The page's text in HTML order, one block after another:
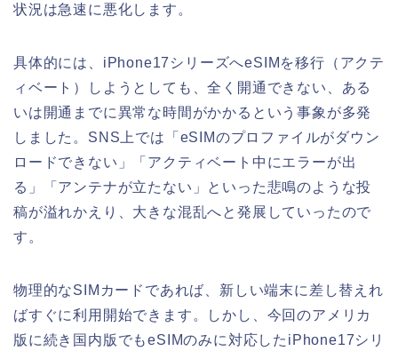
状況は急速に悪化します。
具体的には、iPhone17シリーズへeSIMを移行（アクテ
ィベート）しようとしても、全く開通できない、ある
いは開通までに異常な時間がかかるという事象が多発
しました。SNS上では「eSIMのプロファイルがダウン
ロードできない」「アクティベート中にエラーが出
る」「アンテナが立たない」といった悲鳴のような投
稿が溢れかえり、大きな混乱へと発展していったので
す。
物理的なSIMカードであれば、新しい端末に差し替えれ
ばすぐに利用開始できます。しかし、今回のアメリカ
版に続き国内版でもeSIMのみに対応したiPhone17シリ